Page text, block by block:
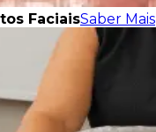
FaciaisSaber Mais